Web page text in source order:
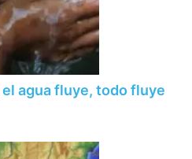
agua fluye, todo fluye